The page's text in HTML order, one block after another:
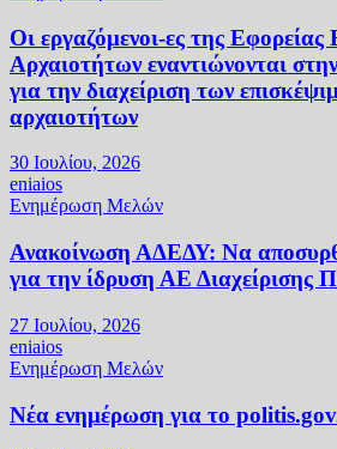
Οι εργαζόμενοι-ες της Εφορείας
Αρχαιοτήτων εναντιώνονται
για την διαχείριση των
αρχαιοτήτων
30 Ιουλίου, 2026
eniaios
Ενημέρωση Μελών
Ανακοίνωση ΑΔΕΔΥ: Να
για την ίδρυση ΑΕ Διαχείρισης
27 Ιουλίου, 2026
eniaios
Ενημέρωση Μελών
Νέα ενημέρωση για το